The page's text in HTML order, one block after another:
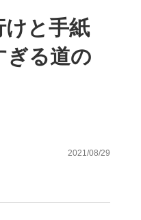
けと手紙
ぎる道の
2021/08/29